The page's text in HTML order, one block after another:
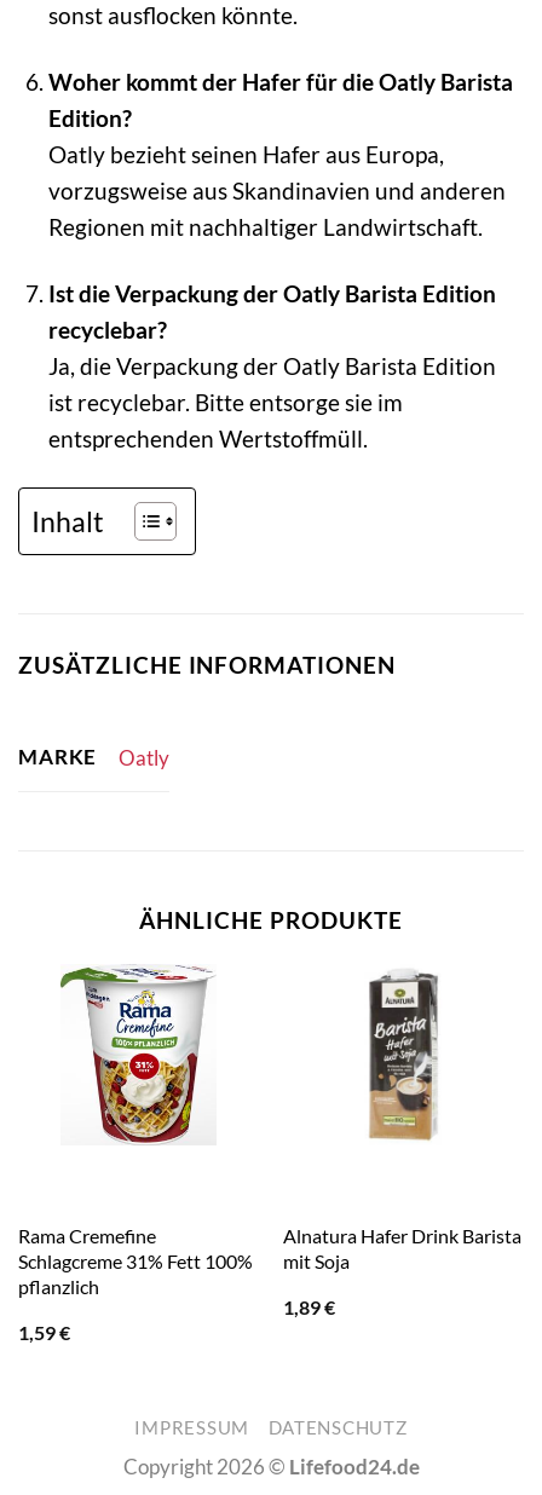
sonst ausflocken könnte.
Woher kommt der Hafer für die Oatly Barista
Edition?
Oatly bezieht seinen Hafer aus Europa,
vorzugsweise aus Skandinavien und anderen
Regionen mit nachhaltiger Landwirtschaft.
Ist die Verpackung der Oatly Barista Edition
recyclebar?
Ja, die Verpackung der Oatly Barista Edition
ist recyclebar. Bitte entsorge sie im
entsprechenden Wertstoffmüll.
Inhalt
ZUSÄTZLICHE INFORMATIONEN
MARKE Oatly
ÄHNLICHE PRODUKTE
Rama Cremefine
Schlagcreme 31% Fett 100%
pflanzlich
1,59€
Alnatura Hafer Drink Barista
mit Soja
1,89€
IMPRESSUM DATENSCHUTZ
Copyright 2026 © Lifefood24.de